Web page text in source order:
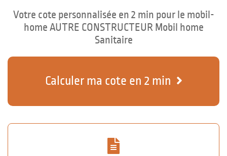
Votre cote personnalisée en 2 min pour le mobil-
home AUTRE CONSTRUCTEUR Mobil home
Sanitaire
Calculer ma cote en 2 min